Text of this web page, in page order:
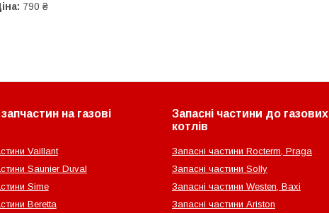
790 ₴
на газові
Vaillant
Saunier Duval
Sime
Beretta
Запасні частини до газових
котлів
Запасні частини Rocterm, Praga
Запасні частини Solly
Запасні частини Westen, Baxi
Запасні частини Ariston